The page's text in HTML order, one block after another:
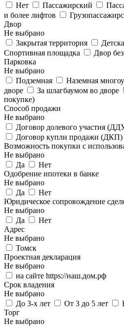
Нет
Пассажирский
и более лифтов
Двор
Не выбрано
Закрытая территория
Спортивная площадка
Двор
Парковка
Не выбрано
Подземная
Наземная
дворе
За шлагбаумом во дворе
покупке)
Способ продажи
Не выбрано
Договор долевого участия
Договор купли продажи (ДКП)
Возможность покупки с
Не выбрано
Да
Нет
Одобрение ипотеки в банке
Не выбрано
Да
Нет
Юридическое сопровождение
Не выбрано
Да
Нет
Адрес
Не выбрано
Томск
Проектная декларация
Не выбрано
на сайте https://наш.дом.рф
Срок владения
Не выбрано
До 3-х лет
От 3 до 5 лет
Торг
Не выбрано